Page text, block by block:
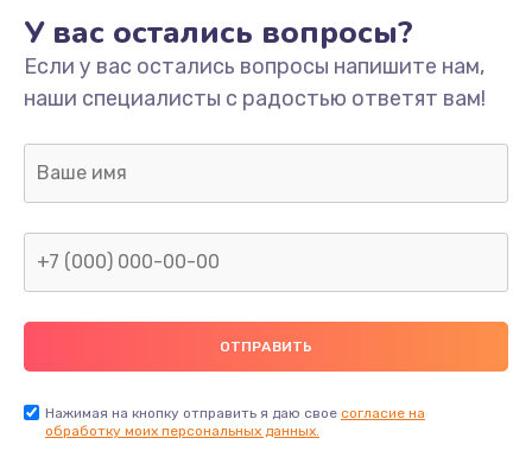
Не включается
1400 руб.
Заказать
800 руб.
400 руб.
Не реагирует на кнопки
У вас остались вопросы?
Если у вас остались вопросы напишите нам,
наши специалисты с радостью ответят вам!
Нажимая на кнопку отправить я даю свое согласие на
обработку моих персональных данных.